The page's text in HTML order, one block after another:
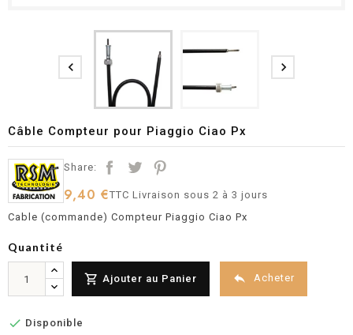
 
Câble Compteur pour Piaggio Ciao Px
Share:
9,40 €TTCLivraison sous 2 à 3 jours
Cable (commande) Compteur Piaggio Ciao Px
Quantité
 Ajouter au Panier  Acheter
 Disponible